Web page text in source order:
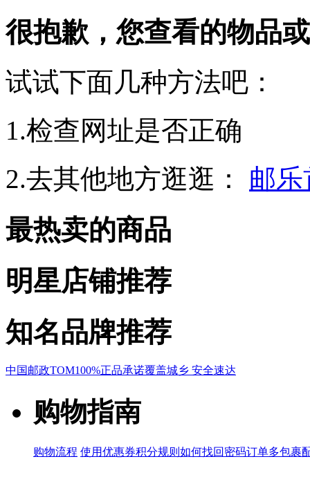
很抱歉，您查看的物品
试试下面几种方法吧：
1.检查网址是否正确
2.去其他地方逛逛：
邮
最热卖的商品
明星店铺推荐
知名品牌推荐
中国邮政TOM100%正品承诺覆盖城乡 安全速达
购物指南
购物流程 使用优惠券积分规则 如何找回密码订单多包裹